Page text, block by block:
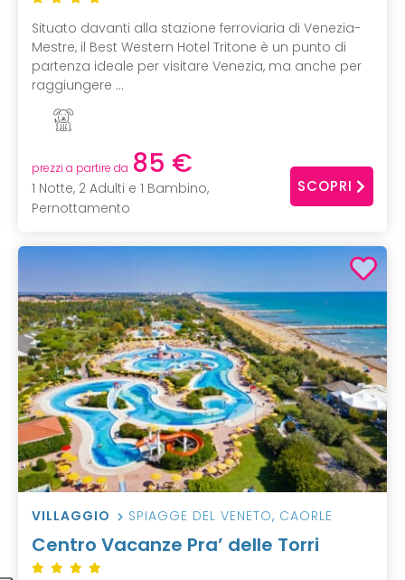
Situato davanti alla stazione ferroviaria di Venezia-
Mestre, il Best Western Hotel Tritone è un punto di
partenza ideale per visitare Venezia, ma anche per
raggiungere ...
prezzi a partire da 85 €
1 Notte, 2 Adulti e 1 Bambino,
Pernottamento
SCOPRI
VILLAGGIO SPIAGGE DEL VENETO, CAORLE
Centro Vacanze Pra’ delle Torri